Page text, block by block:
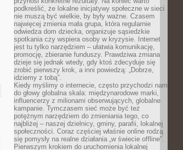
podkreślić, że lokalne inicjatywy społeczne w sieci
nie muszą być wielkie, by były ważne. Czasem
najwięcej zmienia mała grupa, która regularnie
odwiedza dom dziecka, organizuje sąsiedzkie
spotkania czy wspiera osoby w kryzysie. Internet
jest tu tylko narzędziem – ułatwia komunikację,
promocję, zbieranie funduszy. Prawdziwa zmiana
dzieje się jednak wtedy, gdy ktoś zdecyduje się
zrobić pierwszy krok, a inni powiedzą: „Dobrze,
idziemy z tobą”.
Kiedy myślimy o internecie, często przychodzi nam
do głowy globalna skala: międzynarodowe marki,
influencerzy z milionami obserwujących, globalne
kampanie. Tymczasem sieć może być też
potężnym narzędziem do zmieniania tego, co
najbliżej – naszej dzielnicy, gminy, parafii, lokalnej
społeczności. Coraz częściej właśnie online rodzą
się pomysły na realne działania „w świecie offline”.
Pierwszym krokiem do uruchomienia lokalnej